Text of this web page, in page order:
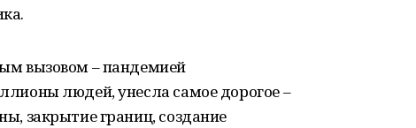
вызовом – пандемией
людей, унесла самое дорогое –
закрытие границ, создание